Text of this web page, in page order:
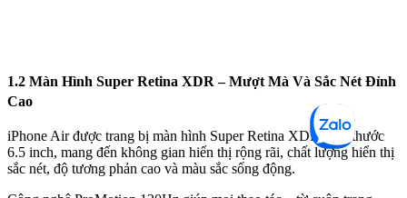
1.2 Màn Hình Super Retina XDR – Mượt Mà Và Sắc Nét Đỉnh
Cao
iPhone Air được trang bị màn hình Super Retina XDR kích thước
6.5 inch, mang đến không gian hiển thị rộng rãi, chất lượng hiển thị
sắc nét, độ tương phản cao và màu sắc sống động.